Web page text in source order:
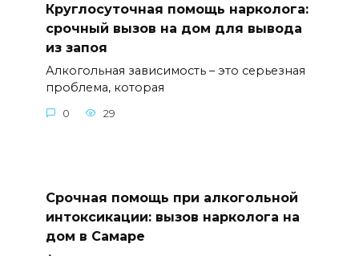
Круглосуточная помощь нарколога:
срочный вызов на дом для вывода
из запоя
Алкогольная зависимость – это серьезная
проблема, которая
0 29
Срочная помощь при алкогольной
интоксикации: вызов нарколога на
дом в Самаре